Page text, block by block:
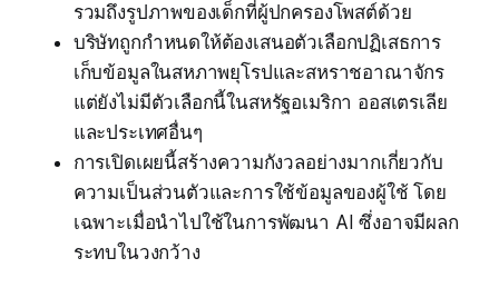
รวมถึงรูปภาพของเด็กที่ผู้ปกครองโพสต์ด้วย
บริษัทถูกกำหนดให้ต้องเสนอตัวเลือกปฏิเสธการ
เก็บข้อมูลในสหภาพยุโรปและสหราชอาณาจักร
แต่ยังไม่มีตัวเลือกนี้ในสหรัฐอเมริกา ออสเตรเลีย
และประเทศอื่นๆ
การเปิดเผยนี้สร้างความกังวลอย่างมากเกี่ยวกับ
ความเป็นส่วนตัวและการใช้ข้อมูลของผู้ใช้ โดย
เฉพาะเมื่อนำไปใช้ในการพัฒนา AI ซึ่งอาจมีผลก
ระทบในวงกว้าง